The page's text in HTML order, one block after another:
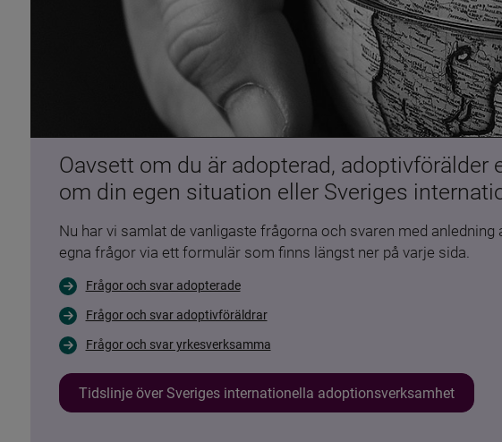
Oavsett om du är adopterad,
om din egen situation eller Sveriges
Nu har vi samlat de vanligaste frågorna och svaren med
egna frågor via ett formulär som finns längst ner på varje sida.
Frågor och svar adopterade
Frågor och svar adoptivföräldrar
Frågor och svar yrkesverksamma
Tidslinje över Sveriges internationella adoptionsverksamhet